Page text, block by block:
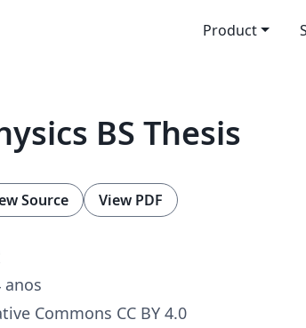
Product
BS Thesis
Source View PDF
anos
Commons CC BY 4.0